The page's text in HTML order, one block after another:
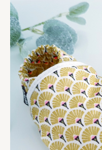
de
Chaussons
Paon
Doré